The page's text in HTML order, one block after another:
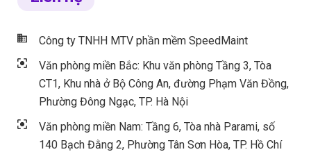
Công ty TNHH MTV phần mềm SpeedMaint
Văn phòng miền Bắc: Khu văn phòng Tầng 3, Tòa
CT1, Khu nhà ở Bộ Công An, đường Phạm Văn Đồng,
Phường Đông Ngạc, TP. Hà Nội
Văn phòng miền Nam: Tầng 6, Tòa nhà Parami, số
140 Bạch Đằng 2, Phường Tân Sơn Hòa, TP. Hồ Chí